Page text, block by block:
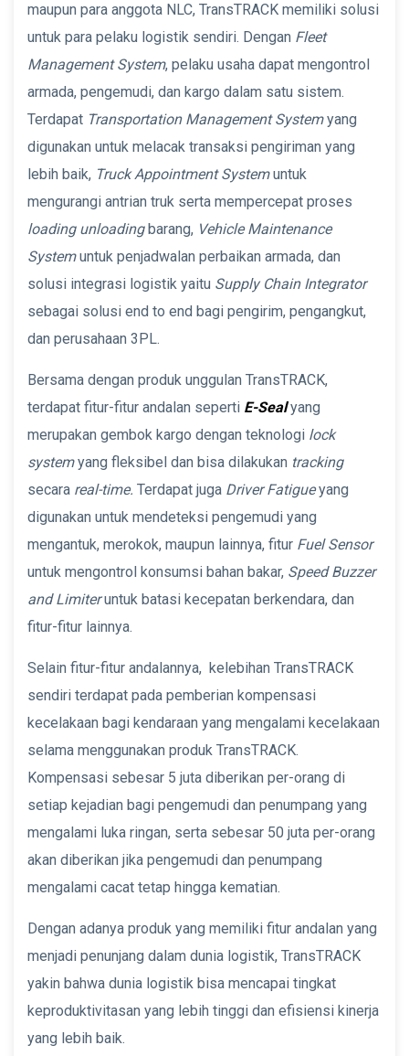
maupun para anggota NLC, TransTRACK memiliki solusi
untuk para pelaku logistik sendiri. Dengan Fleet
Management System, pelaku usaha dapat mengontrol
armada, pengemudi, dan kargo dalam satu sistem.
Terdapat Transportation Management Systemyang
digunakan untuk melacak transaksi pengiriman yang
lebih baik, Truck Appointment Systemuntuk
mengurangi antrian truk serta mempercepat proses
loading unloadingbarang, Vehicle Maintenance
Systemuntuk penjadwalan perbaikan armada, dan
solusi integrasi logistik yaitu Supply Chain Integrator
sebagai solusi end to end bagi pengirim, pengangkut,
dan perusahaan 3PL.
Bersama dengan produk unggulan TransTRACK,
terdapat fitur-fitur andalan seperti E-Seal yang
merupakan gembok kargo dengan teknologi lock
systemyang fleksibel dan bisa dilakukan tracking
secara real-time. Terdapat juga Driver Fatigueyang
digunakan untuk mendeteksi pengemudi yang
mengantuk, merokok, maupun lainnya, fitur Fuel Sensor
untuk mengontrol konsumsi bahan bakar, Speed Buzzer
and Limiteruntuk batasi kecepatan berkendara, dan
fitur-fitur lainnya.
Selain fitur-fitur andalannya, kelebihan TransTRACK
sendiri terdapat pada pemberian kompensasi
kecelakaan bagi kendaraan yang mengalami kecelakaan
selama menggunakan produk TransTRACK.
Kompensasi sebesar 5 juta diberikan per-orang di
setiap kejadian bagi pengemudi dan penumpang yang
mengalami luka ringan, serta sebesar 50 juta per-orang
akan diberikan jika pengemudi dan penumpang
mengalami cacat tetap hingga kematian.
Dengan adanya produk yang memiliki fitur andalan yang
menjadi penunjang dalam dunia logistik, TransTRACK
yakin bahwa dunia logistik bisa mencapai tingkat
keproduktivitasan yang lebih tinggi dan efisiensi kinerja
yang lebih baik.